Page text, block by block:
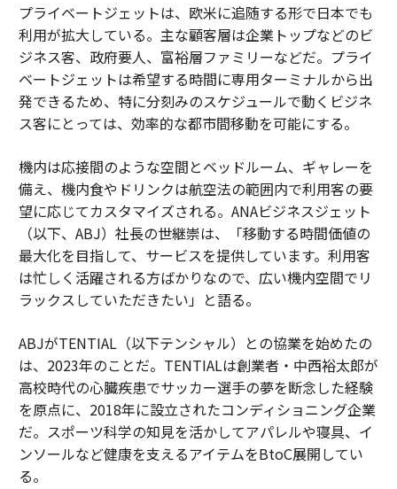
プライベートジェットは、欧米に追随する形で日本でも
利用が拡大している。主な顧客層は企業トップなどのビ
ジネス客、政府要人、富裕層ファミリーなどだ。プライ
ベートジェットは希望する時間に専用ターミナルから出
発できるため、特に分刻みのスケジュールで動くビジネ
ス客にとっては、効率的な都市間移動を可能にする。
機内は応接間のような空間とベッドルーム、ギャレーを
備え、機内食やドリンクは航空法の範囲内で利用客の要
望に応じてカスタマイズされる。ANAビジネスジェット
（以下、ABJ）社長の世継崇は、「移動する時間価値の
最大化を目指して、サービスを提供しています。利用客
は忙しく活躍される方ばかりなので、広い機内空間でリ
ラックスしていただきたい」と語る。
ABJがTENTIAL（以下テンシャル）との協業を始めたの
は、2023年のことだ。TENTIALは創業者・中西裕太郎が
高校時代の心臓疾患でサッカー選手の夢を断念した経験
を原点に、2018年に設立されたコンディショニング企業
だ。スポーツ科学の知見を活かしてアパレルや寝具、イ
ンソールなど健康を支えるアイテムをBtoC展開してい
る。